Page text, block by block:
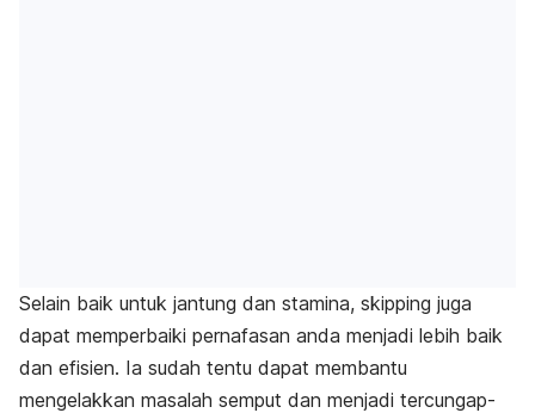
Selain baik untuk jantung dan stamina, skipping juga
dapat memperbaiki pernafasan anda menjadi lebih baik
dan efisien. Ia sudah tentu dapat membantu
mengelakkan masalah semput dan menjadi tercungap-